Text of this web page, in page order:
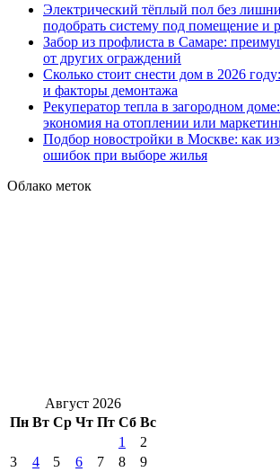
Электрический тёплый пол без
подобрать систему под помещение и
Забор из профлиста в Самаре:
от других ограждений
Сколько стоит снести дом в 2026
и факторы демонтажа
Рекуператор тепла в загородном
экономия на отоплении или
Подбор новостройки в Москве: как
ошибок при выборе жилья
Облако меток
Август 2026
Пн Вт Ср Чт Пт Сб Вс
1
2
3
4 5 6 7 8
9